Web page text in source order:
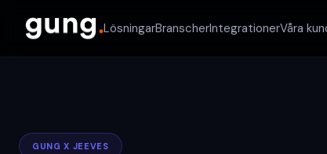
LösningarBranscherIntegrationerVåra
GUNG X JEEVES